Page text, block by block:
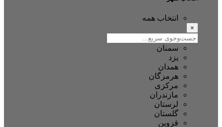
انتخاب همه
سمنان
هرمزگان
مرکزی
مازندران
لرستان
گلستان